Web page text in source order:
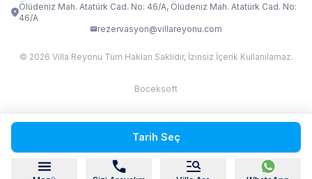
Ölüdeniz Mah. Atatürk Cad. No: 46/A, Ölüdeniz Mah. Atatürk Cad. No:
46/A
rezervasyon@villareyonu.com
© 2026 Villa Reyonu Tüm Hakları Saklıdır, İzinsiz İçerik Kullanılamaz.
Boceksoft
Fethiye Kas Kalkan 2
Tarih Seç